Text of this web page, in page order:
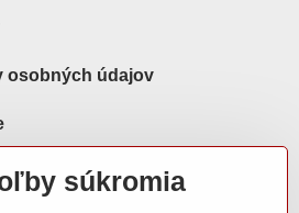
osobných údajov
súkromia